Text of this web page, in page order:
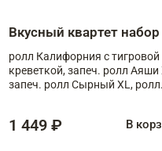
Вкусный квартет набор
ролл Калифорния с тигровой
креветкой, запеч. ролл Аяши
запеч. ролл Сырный XL, ролл
1 449 ₽ В